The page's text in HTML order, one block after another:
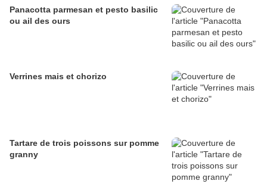
Panacotta parmesan et pesto basilic
ou ail des ours
Verrines mais et chorizo
Tartare de trois poissons sur pomme
granny